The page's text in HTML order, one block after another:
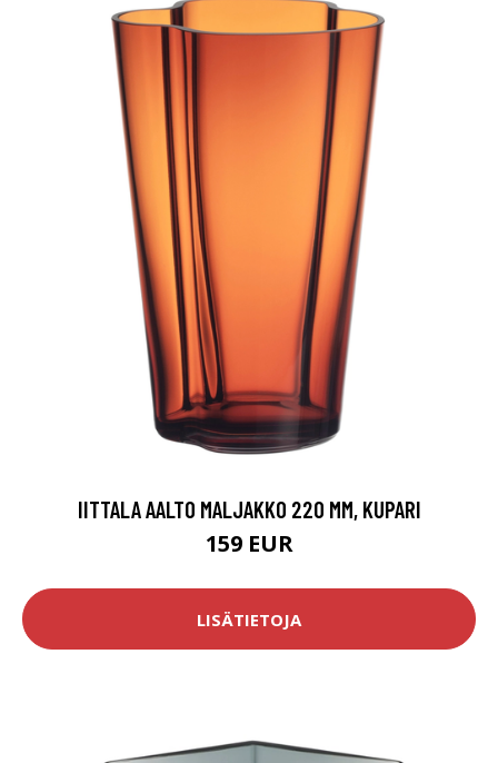
IITTALA AALTO MALJAKKO 220 MM, KUPARI
159 EUR
LISÄTIETOJA